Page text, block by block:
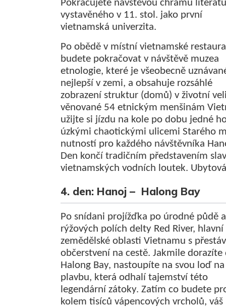
Pokračujete návštěvou chrámu
vystavěného v 11. stol. jako první
vietnamská univerzita.
Po obědě v místní vietnamské
budete pokračovat v návštěvě muzea
etnologie, které je všeobecně
nejlepší v zemi, a obsahuje rozsáhlé
zobrazení struktur (domů) v životní
věnované 54 etnickým menšinám
užijte si jízdu na kole po dobu jedné
úzkými chaotickými ulicemi Starého
nutností pro každého návštěvníka
Den končí tradičním představením
vietnamských vodních loutek.
4. den: Hanoj – Halong Bay
Po snídani projížďka po úrodné půdě a
rýžových polích delty Red River, hlavní
zemědělské oblasti Vietnamu s
občerstvení na cestě. Jakmile dorazíte
Halong Bay, nastoupíte na svou loď
plavbu, která odhalí tajemství této
legendární zátoky. Zatím co budete
kolem tisíců vápencových vrcholů, váš